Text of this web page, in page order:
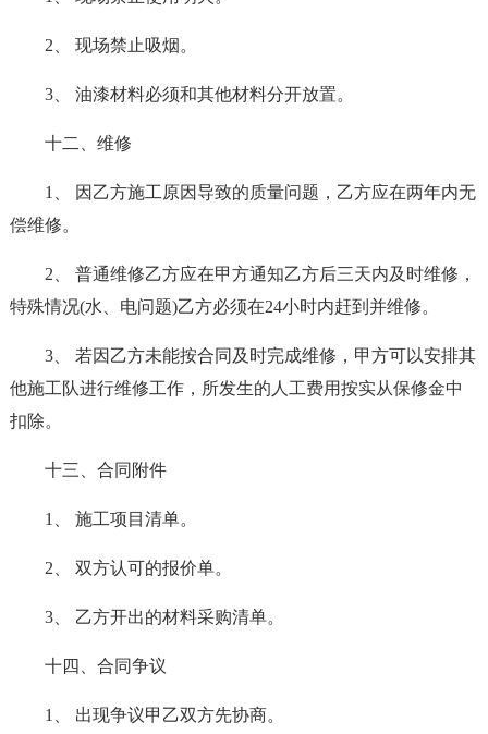
2、 现场禁止吸烟。
3、 油漆材料必须和其他材料分开放置。
十二、维修
1、 因乙方施工原因导致的质量问题，乙方应在两年内无
偿维修。
2、 普通维修乙方应在甲方通知乙方后三天内及时维修，
特殊情况(水、电问题)乙方必须在24小时内赶到并维修。
3、 若因乙方未能按合同及时完成维修，甲方可以安排其
他施工队进行维修工作，所发生的人工费用按实从保修金中
扣除。
十三、合同附件
1、 施工项目清单。
2、 双方认可的报价单。
3、 乙方开出的材料采购清单。
十四、合同争议
1、 出现争议甲乙双方先协商。